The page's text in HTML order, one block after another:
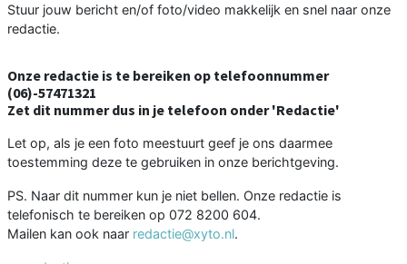
Stuur jouw bericht en/of foto/video makkelijk en snel naar onze
redactie.
Onze redactie is te bereiken op telefoonnummer
(06)-57471321
Zet dit nummer dus in je telefoon onder 'Redactie'
Let op, als je een foto meestuurt geef je ons daarmee
toestemming deze te gebruiken in onze berichtgeving.
PS. Naar dit nummer kun je niet bellen. Onze redactie is
telefonisch te bereiken op 072 8200 604.
Mailen kan ook naar redactie@xyto.nl.